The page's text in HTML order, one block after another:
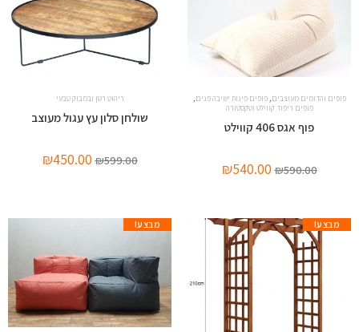
פופים והדומים מעוצבים,פופים פינות ישיבה פנים,
פופים ריפוד קווילט וטקסטורה
פוף אגס 406 קווילט
₪590.00
₪540.00
ריהוט רטן ובמבוק טבעי
שולחן סלון עץ עגול מעוצב
₪599.00
₪450.00
מבצע! מבצע!